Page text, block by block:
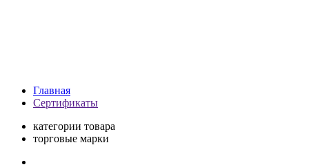
Главная
Сертификаты
категории товара
торговые марки